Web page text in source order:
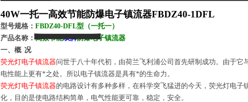
40W一托一高效节能防爆电子镇流器FBDZ40-1DFL
型号规格： FBDZ40-DFL型（一托一）
产品名称：高效节能双脚防爆电子镇流器
一、概 况
荧光灯电子镇流器问世于八十年代初，由荷兰飞利浦公司首先研制成功。由于它
电性能上更有*之处。所以电子镇流器是具有*的生命力。
荧光灯电子镇流器的电路设计有多种多样，在科学突飞猛进的今天，荧光灯电子
化，目的是使电路结构简单，电气性能更可靠，稳定，安全。